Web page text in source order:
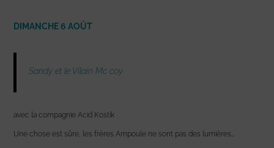
DIMANCHE 6 AOÛT
Sandy et le Vilain Mc coy
avec la compagnie Acid Kostik
Une chose est sûre, les frères Ampoule ne sont pas des lumières…